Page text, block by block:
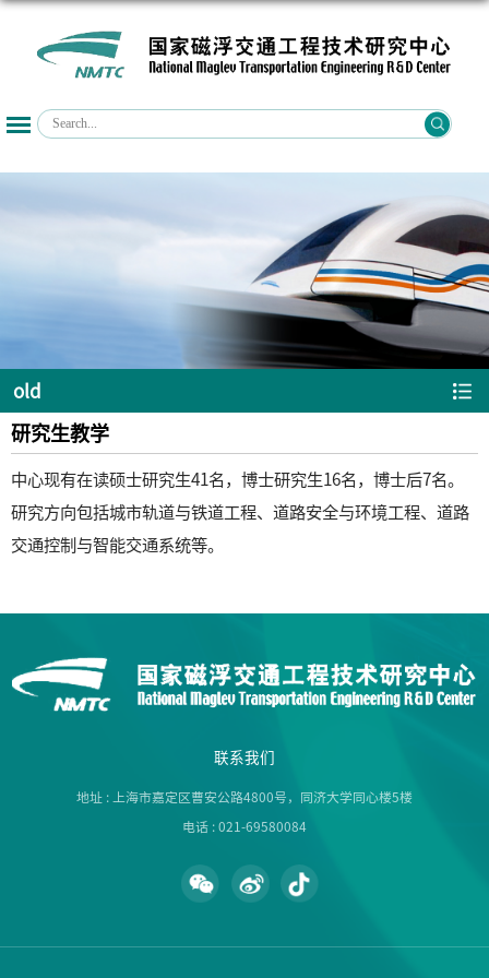
old
研究生教学
中心现有在读硕士研究生41名，博士研究生16名，博士后7名。
研究方向包括城市轨道与铁道工程、道路安全与环境工程、道路
交通控制与智能交通系统等。
联系我们
地址 : 上海市嘉定区曹安公路4800号，同济大学同心楼5楼
电话 : 021-69580084